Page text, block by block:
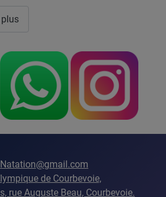
de Courbevoie,
rue Auguste Beau, Courbevoie.